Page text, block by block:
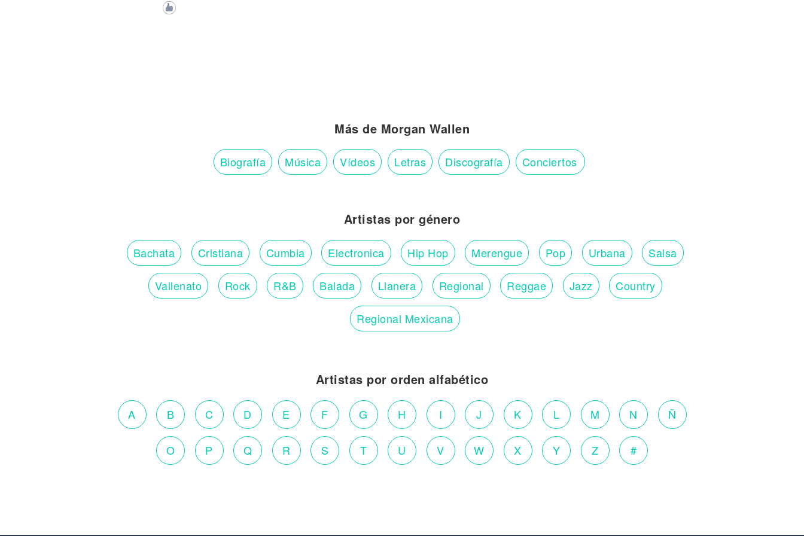
Más de Morgan Wallen
Biografía Música Vídeos Letras Discografía Conciertos
Artistas por género
Bachata Cristiana Cumbia Electronica Hip Hop Merengue Pop Urbana Salsa
Vallenato Rock R&B Balada Llanera Regional Reggae Jazz Country
Regional Mexicana
Artistas por orden alfabético
A B C D E F G H I J K L M N Ñ
O P Q R S T U V W X Y Z #